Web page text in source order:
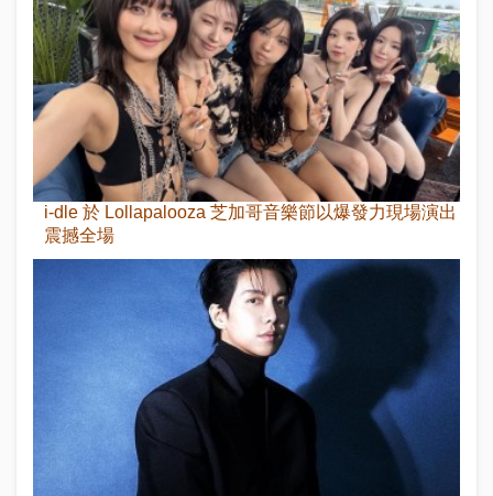
i-dle 於 Lollapalooza 芝加哥音樂節以爆發力現場演出
震撼全場